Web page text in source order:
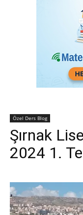
Özel Ders Blog
Şırnak
2024 1.